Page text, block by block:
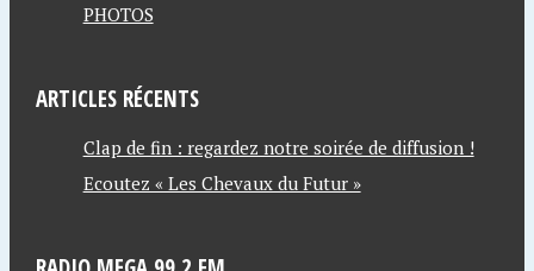
PHOTOS
ARTICLES RÉCENTS
Clap de fin : regardez notre soirée de diffusion !
Ecoutez « Les Chevaux du Futur »